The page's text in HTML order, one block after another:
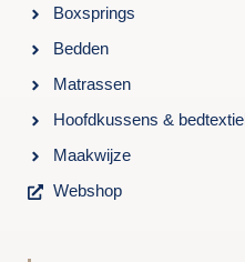
Boxsprings
Bedden
Matrassen
Hoofdkussens & bedtextiel
Maakwijze
Webshop